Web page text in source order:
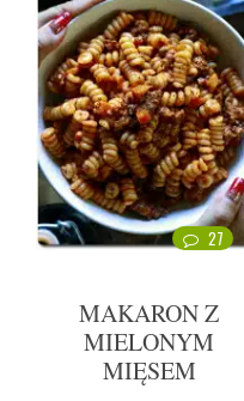
27
MAKARON Z
MIELONYM
MIĘSEM